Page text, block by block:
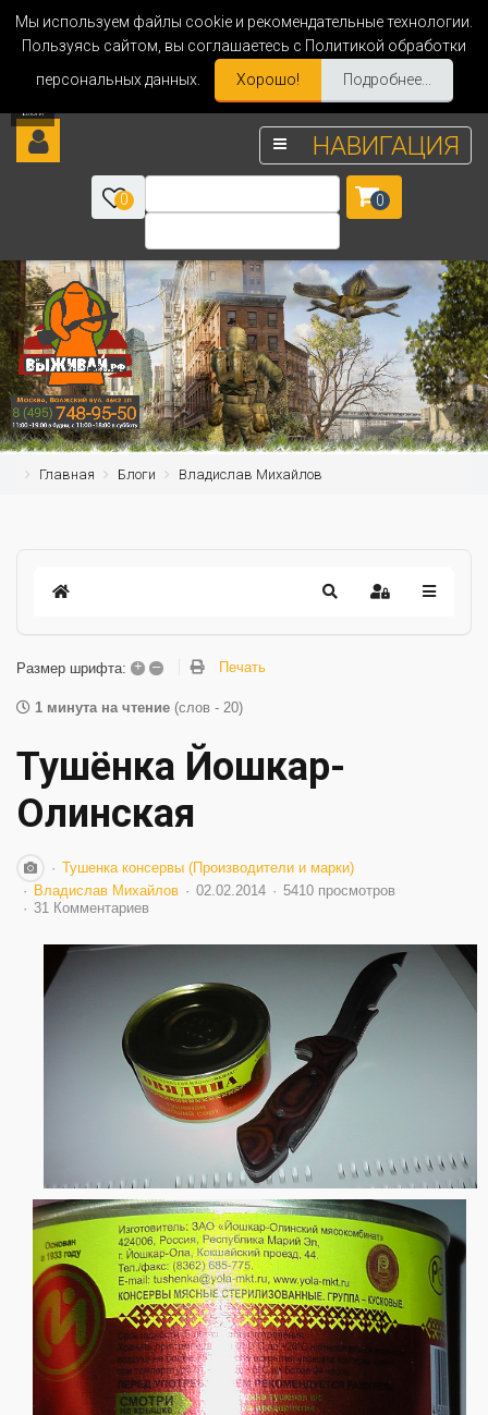
Мы используем файлы cookie и рекомендательные технологии.
Пользуясь сайтом, вы соглашаетесь с Политикой обработки
персональных данных.
Хорошо! Подробнее...
НАВИГАЦИЯ
0 0
Главная Блоги Владислав Михайлов
Размер шрифта: + – Печать
1 минута на чтение (слов - 20)
Тушёнка Йошкар-
Олинская
Тушенка консервы (Производители и марки)
Владислав Михайлов
02.02.2014
5410 просмотров
31 Комментариев